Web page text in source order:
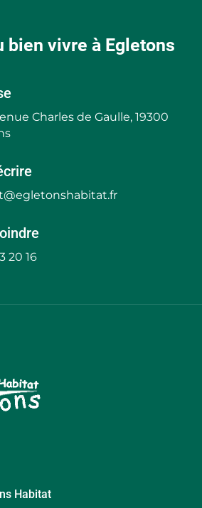
bien vivre à Egletons
Charles de Gaulle, 19300
20 16
Habitat